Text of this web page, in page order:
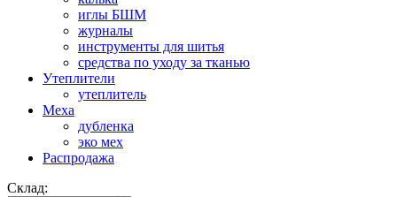
иглы БШМ
журналы
инструменты для шитья
средства по уходу за тканью
Утеплители
утеплитель
Меха
дубленка
эко мех
Распродажа
Склад: